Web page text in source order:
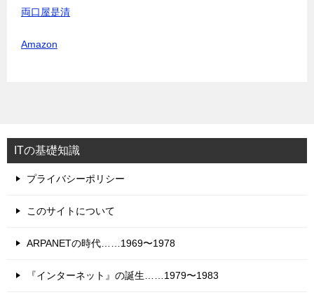
両口屋是清
Amazon
ITの基礎知識
プライバシーポリシー
このサイトについて
ARPANETの時代……1969〜1978
『インターネット』の誕生……1979〜1983